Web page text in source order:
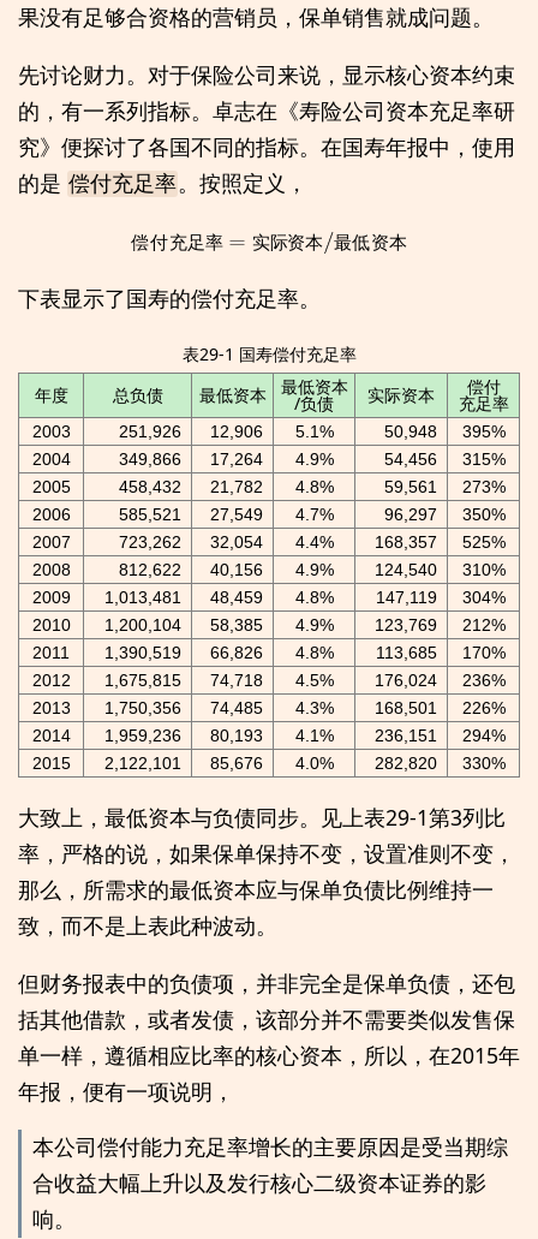
果没有足够合资格的营销员，保单销售就成问题。
先讨论财力。对于保险公司来说，显示核心资本约束
的，有一系列指标。卓志在《寿险公司资本充足率研
究》便探讨了各国不同的指标。在国寿年报中，使用
的是 偿付充足率。按照定义，
偿付充足率 实际资本 最低资本
偿付充足率=实际资本/最低资本
下表显示了国寿的偿付充足率。
表29-1 国寿偿付充足率
年度
总负债 最低资本 最低资本
/负债 实际资本 偿付
充足率
2003 251,926 12,906 5.1% 50,948
395%
2004
349,866 17,264 4.9% 54,456
315%
2005
458,432 21,782 4.8% 59,561
273%
2006
585,521 27,549 4.7% 96,297
350%
2007
723,262 32,054 4.4% 168,357
525%
2008
812,622 40,156 4.9% 124,540
310%
2009
1,013,481 48,459 4.8% 147,119
304%
2010
1,200,104 58,385 4.9% 123,769
212%
2011
1,390,519 66,826 4.8% 113,685
170%
2012
1,675,815 74,718 4.5% 176,024
236%
2013
1,750,356 74,485 4.3% 168,501
226%
2014
1,959,236 80,193 4.1% 236,151
294%
2015
2,122,101 85,676 4.0% 282,820 330%
大致上，最低资本与负债同步。见上表29-1第3列比
率，严格的说，如果保单保持不变，设置准则不变，
那么，所需求的最低资本应与保单负债比例维持一
致，而不是上表此种波动。
但财务报表中的负债项，并非完全是保单负债，还包
括其他借款，或者发债，该部分并不需要类似发售保
单一样，遵循相应比率的核心资本，所以，在2015年
年报，便有一项说明，
本公司偿付能力充足率增长的主要原因是受当期综
合收益大幅上升以及发行核心二级资本证券的影
响。